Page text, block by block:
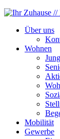
Über uns
Wohnen
Mobilität
Gewerbe